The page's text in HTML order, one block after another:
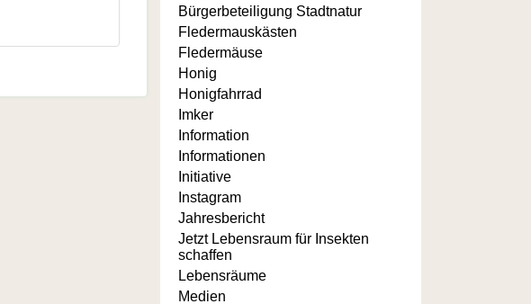
Bürgerbeteiligung Stadtnatur
Fledermauskästen
Fledermäuse
Honig
Honigfahrrad
Imker
Information
Informationen
Initiative
Instagram
Jahresbericht
Jetzt Lebensraum für Insekten
schaffen
Lebensräume
Medien